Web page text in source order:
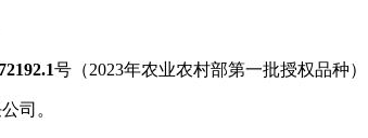
号（2023年农业农村部第一批授权品种）
司。